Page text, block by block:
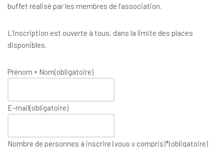
buffet réalisé par les membres de l’association.
L’inscription est ouverte à tous, dans la limite des places
disponibles.
Prénom + Nom(obligatoire)
E-mail(obligatoire)
Nombre de personnes à inscrire (vous y compris)*(obligatoire)